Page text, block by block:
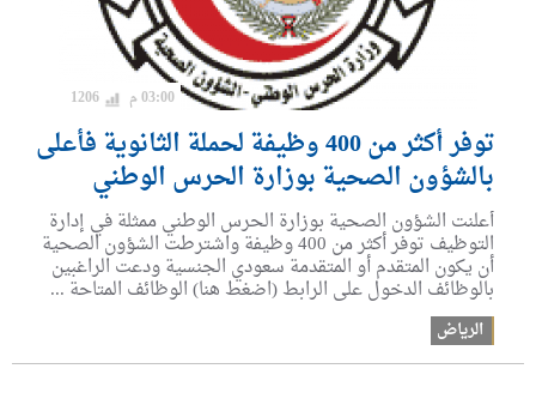
03:00 م 1206
توفر أكثر من 400 وظيفة لحملة الثانوية فأعلى
بالشؤون الصحية بوزارة الحرس الوطني
أعلنت الشؤون الصحية بوزارة الحرس الوطني ممثلة في إدارة
التوظيف توفر أكثر من 400 وظيفة واشترطت الشؤون الصحية
أن يكون المتقدم أو المتقدمة سعودي الجنسية ودعت الراغبين
بالوظائف الدخول على الرابط (اضغط هنا) الوظائف المتاحة ...
الرياض